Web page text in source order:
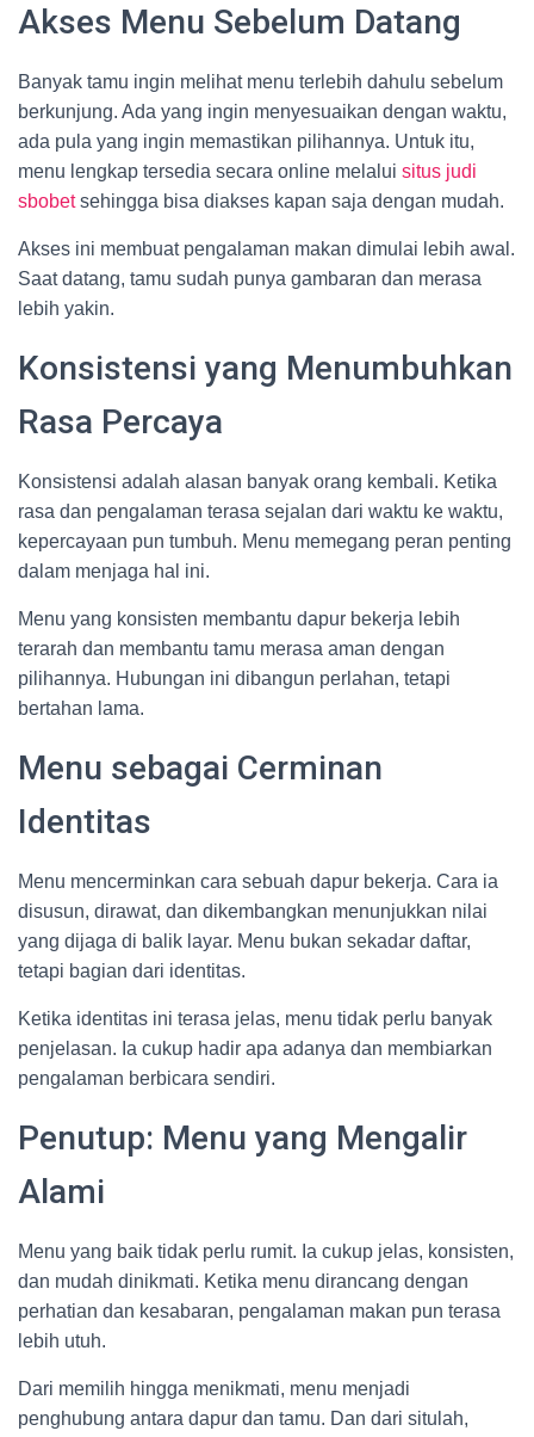
Akses Menu Sebelum Datang
Banyak tamu ingin melihat menu terlebih dahulu sebelum
berkunjung. Ada yang ingin menyesuaikan dengan waktu,
ada pula yang ingin memastikan pilihannya. Untuk itu,
menu lengkap tersedia secara online melalui situs judi
sbobetsehingga bisa diakses kapan saja dengan mudah.
Akses ini membuat pengalaman makan dimulai lebih awal.
Saat datang, tamu sudah punya gambaran dan merasa
lebih yakin.
Konsistensi yang Menumbuhkan
Rasa Percaya
Konsistensi adalah alasan banyak orang kembali. Ketika
rasa dan pengalaman terasa sejalan dari waktu ke waktu,
kepercayaan pun tumbuh. Menu memegang peran penting
dalam menjaga hal ini.
Menu yang konsisten membantu dapur bekerja lebih
terarah dan membantu tamu merasa aman dengan
pilihannya. Hubungan ini dibangun perlahan, tetapi
bertahan lama.
Menu sebagai Cerminan
Identitas
Menu mencerminkan cara sebuah dapur bekerja. Cara ia
disusun, dirawat, dan dikembangkan menunjukkan nilai
yang dijaga di balik layar. Menu bukan sekadar daftar,
tetapi bagian dari identitas.
Ketika identitas ini terasa jelas, menu tidak perlu banyak
penjelasan. Ia cukup hadir apa adanya dan membiarkan
pengalaman berbicara sendiri.
Penutup: Menu yang Mengalir
Alami
Menu yang baik tidak perlu rumit. Ia cukup jelas, konsisten,
dan mudah dinikmati. Ketika menu dirancang dengan
perhatian dan kesabaran, pengalaman makan pun terasa
lebih utuh.
Dari memilih hingga menikmati, menu menjadi
penghubung antara dapur dan tamu. Dan dari situlah,